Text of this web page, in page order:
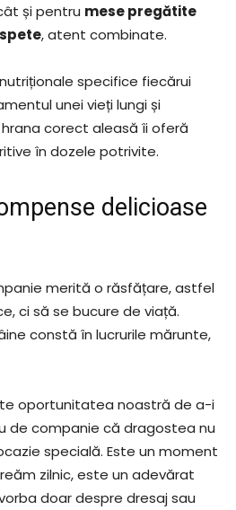
și pentru mese pregătite
, atent combinate.
specifice fiecărui
unei vieți lungi și
corect aleasă îi oferă
în dozele potrivite.
delicioase
merită o răsfățare, astfel
ci să se bucure de viață.
constă în lucrurile mărunte,
oportunitatea noastră de a-i
de companie că dragostea nu
specială. Este un moment
zilnic, este un adevărat
doar despre dresaj sau